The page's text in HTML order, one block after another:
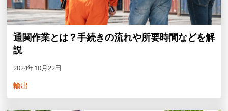
通関作業とは？手続きの流れや所要時間などを解
説
2024年10月22日
輸出